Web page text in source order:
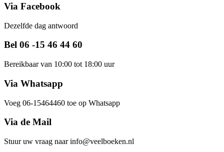
Via Facebook
Dezelfde dag antwoord
Bel 06 -15 46 44 60
Bereikbaar van 10:00 tot 18:00 uur
Via Whatsapp
Voeg 06-15464460 toe op Whatsapp
Via de Mail
Stuur uw vraag naar info@veelboeken.nl